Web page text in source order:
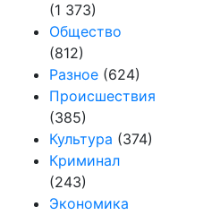
(1 373)
Общество
(812)
Разное (624)
Происшествия
(385)
Культура (374)
Криминал
(243)
Экономика